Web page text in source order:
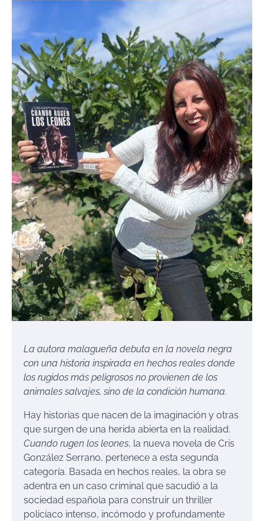
La autora malagueña debuta en la novela negra
con una historia inspirada en hechos reales donde
los rugidos más peligrosos no provienen de los
animales salvajes, sino de la condición humana.
Hay historias que nacen de la imaginación y otras
que surgen de una herida abierta en la realidad.
Cuando rugen los leones, la nueva novela de Cris
González Serrano, pertenece a esta segunda
categoría. Basada en hechos reales, la obra se
adentra en un caso criminal que sacudió a la
sociedad española para construir un thriller
policíaco intenso, incómodo y profundamente